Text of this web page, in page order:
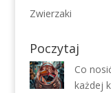
Zwierzaki
Poczytaj
Co
każdej